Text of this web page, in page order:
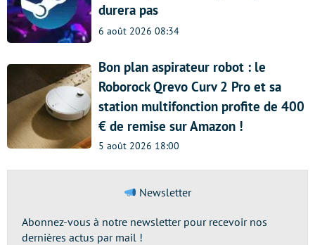
durera pas
6 août 2026 08:34
Bon plan aspirateur robot : le
Roborock Qrevo Curv 2 Pro et sa
station multifonction profite de 400
€ de remise sur Amazon !
5 août 2026 18:00
Newsletter
Abonnez-vous à notre newsletter pour recevoir nos
dernières actus par mail !